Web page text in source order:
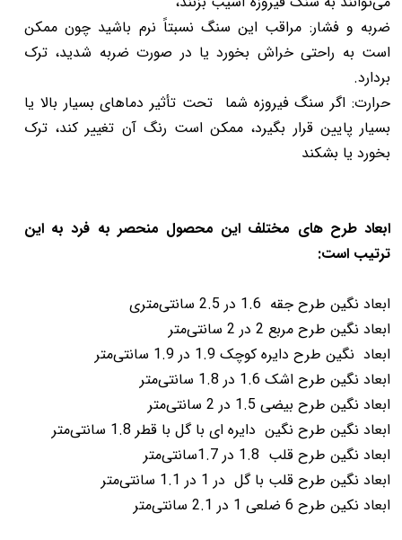
ضربه و فشار: مراقب این سنگ نسبتاً نرم باشید چون ممکن
است به راحتی خراش بخورد یا در صورت ضربه شدید، ترک
بردارد.
حرارت: اگر سنگ فیروزه شما تحت تأثیر دماهای بسیار بالا یا
بسیار پایین قرار بگیرد، ممکن است رنگ آن تغییر کند، ترک
بخورد یا بشکند
ابعاد طرح های مختلف این محصول منحصر به فرد به این
ترتیب است:
ابعاد نگین طرح جقه 1.6 در 2.5 سانتی‌متری
ابعاد نگین طرح مربع
ابعاد نگین طرح دایره کوچک 1.9 در 1.9 سانتی‌متر
ابعاد نگین طرح اشک 1.6 در 1.8 سانتی‌متر
ابعاد نگین طرح بیضی 1.5 در 2 سانتی‌متر
ابعاد نگین طرح نگین دایره ای با گل با قطر 1.8 سانتی‌متر
ابعاد نگین طرح قلب 1.8 در 1.7سانتی‌متر
ابعاد نگین طرح قلب با گل در 1 در 1.1 سانتی‌متر
ابعاد نکین طرح 6 ضلعی 1 در 2.1 سانتی‌متر